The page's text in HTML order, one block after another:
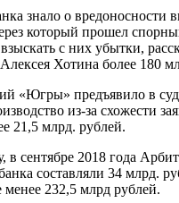
знало о
который прошел
с них убытки,
Хотина более 180
«Югры» предъявило в
из-за схожести
21,5 млрд. рублей.
сентябре 2018 года
составляли 34 млрд.
232,5 млрд рублей.